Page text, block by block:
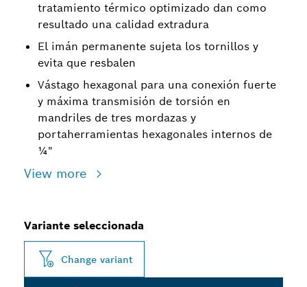
tratamiento térmico optimizado dan como
resultado una calidad extradura
El imán permanente sujeta los tornillos y
evita que resbalen
Vástago hexagonal para una conexión fuerte
y máxima transmisión de torsión en
mandriles de tres mordazas y
portaherramientas hexagonales internos de
¼"
View more
Variante seleccionada
Change variant